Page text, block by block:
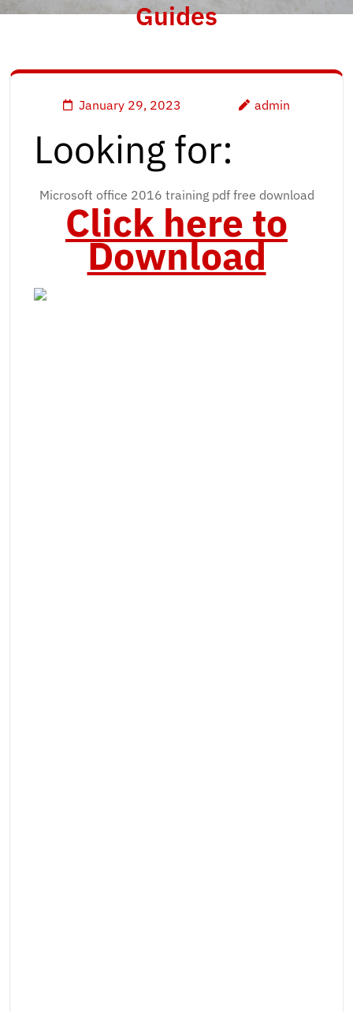
Guides
January 29, 2023 admin
Looking for:
Microsoft office 2016 training pdf free download
Click here to
Download